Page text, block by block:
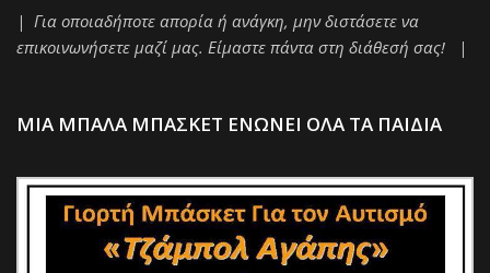
| Για οποιαδήποτε απορία ή ανάγκη, μην διστάσετε να
επικοινωνήσετε μαζί μας. Είμαστε πάντα στη διάθεσή σας! |
ΜΙΑ ΜΠΑΛΑ ΜΠΑΣΚΕΤ ΕΝΩΝΕΙ ΟΛΑ ΤΑ ΠΑΙΔΙΑ